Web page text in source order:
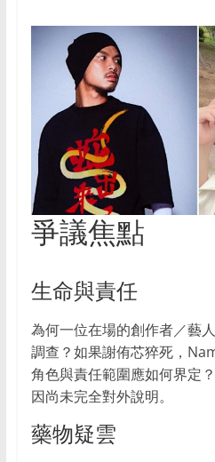
择。
爭議焦點
生命與責任
為何一位在場的創作者／藝
調查？如果謝侑芯猝死，
角色與責任範圍應如何界定
因尚未完全對外說明。
藥物疑雲